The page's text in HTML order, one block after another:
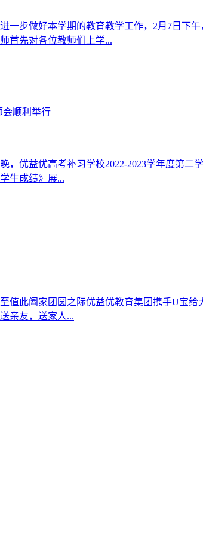
一步做好本学期的教育教学工作，2月7日下
首先对各位教师们上学...
，优益优高考补习学校2022-2023学年度第
生成绩》展...
此阖家团圆之际优益优教育集团携手U宝给
亲友，送家人...